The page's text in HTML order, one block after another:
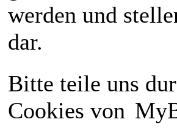
werden und
dar.
Bitte teile uns
Cookies von